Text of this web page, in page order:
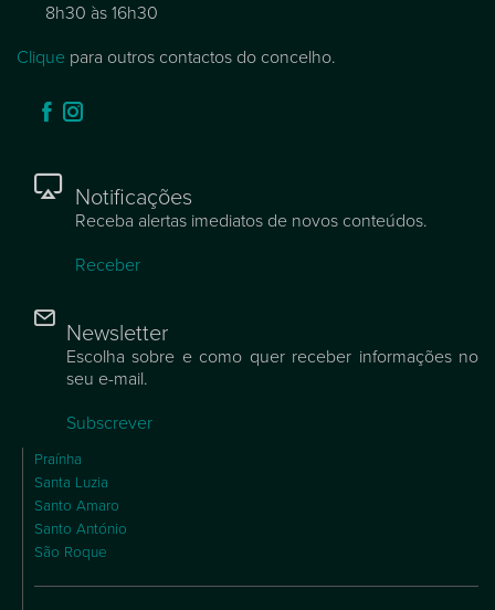
8h30 às 16h30
Clique para outros contactos do concelho.
Notificações
Receba alertas imediatos de novos conteúdos.
Receber
Newsletter
Escolha sobre e como quer receber informações no
seu e-mail.
Subscrever
Praínha
Santa Luzia
Santo Amaro
Santo António
São Roque